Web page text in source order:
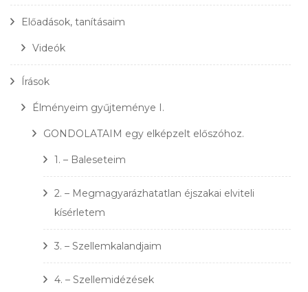
Előadások, tanításaim
Videók
Írások
Élményeim gyűjteménye I.
GONDOLATAIM egy elképzelt előszóhoz.
1. – Baleseteim
2. – Megmagyarázhatatlan éjszakai elviteli
kísérletem
3. – Szellemkalandjaim
4. – Szellemidézések